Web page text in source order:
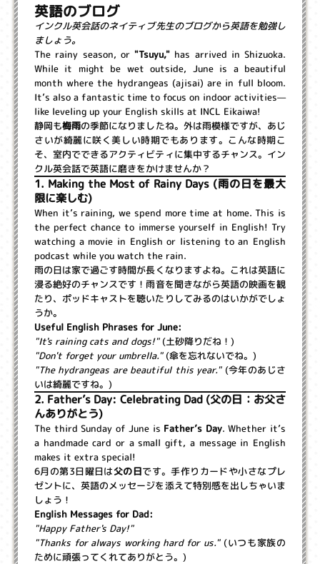
英語のブログ
インクル英会話のネイティブ先生のブログから英語を勉強し
ましょう。
The rainy season, or "Tsuyu," has arrived in Shizuoka.
While it might be wet outside, June is a beautiful
month where the hydrangeas (ajisai) are in full bloom.
It’s also a fantastic time to focus on indoor activities—
like leveling up your English skills at INCL Eikaiwa!
静岡も梅雨の季節になりましたね。外は雨模様ですが、あじ
さいが綺麗に咲く美しい時期でもあります。こんな時期こ
そ、室内でできるアクティビティに集中するチャンス。イン
クル英会話で英語に磨きをかけませんか？
1. Making the Most of Rainy Days (雨の日を最大
限に楽しむ)
When it’s raining, we spend more time at home. This is
the perfect chance to immerse yourself in English! Try
watching a movie in English or listening to an English
podcast while you watch the rain.
雨の日は家で過ごす時間が長くなりますよね。これは英語に
浸る絶好のチャンスです！雨音を聞きながら英語の映画を観
たり、ポッドキャストを聴いたりしてみるのはいかがでしょ
うか。
Useful English Phrases for June:
"It's raining cats and dogs!"(土砂降りだね！)
"Don't forget your umbrella."(傘を忘れないでね。)
"The hydrangeas are beautiful this year."(今年のあじさ
いは綺麗ですね。)
2. Father’s Day: Celebrating Dad (父の日：お父さ
んありがとう)
The third Sunday of June is Father’s Day. Whether it’s
a handmade card or a small gift, a message in English
makes it extra special!
6月の第3日曜日は父の日です。手作りカードや小さなプレ
ゼントに、英語のメッセージを添えて特別感を出しちゃいま
しょう！
English Messages for Dad:
"Happy Father's Day!"
"Thanks for always working hard for us."(いつも家族の
ために頑張ってくれてありがとう。)